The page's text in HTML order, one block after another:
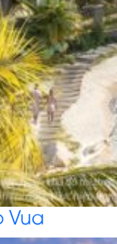
Vua